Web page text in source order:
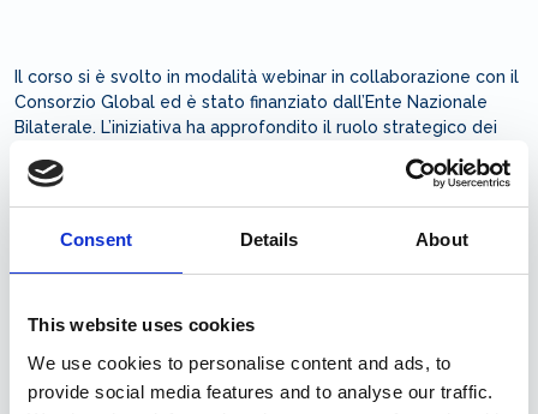
Consent Details About
This website uses cookies
We use cookies to personalise content and ads, to
provide social media features and to analyse our traffic.
Il corso si è svolto in modalità webinar in collaborazione con il
Consorzio Global ed è stato finanziato dall’Ente Nazionale
Bilaterale. L’iniziativa ha approfondito il ruolo strategico dei
alla luce dei recenti cambiamenti politici. Particolare
attenzione è stata dedicata agli aspetti interculturali,
interculturali, le tendenze politiche e i nuovi trend
commerciali, così da migliorare la gestione delle dinamiche
interne ed esterne. Inoltre, il percorso mirava a identificare i
fattori economici legati alle nuove tendenze emergenti nel